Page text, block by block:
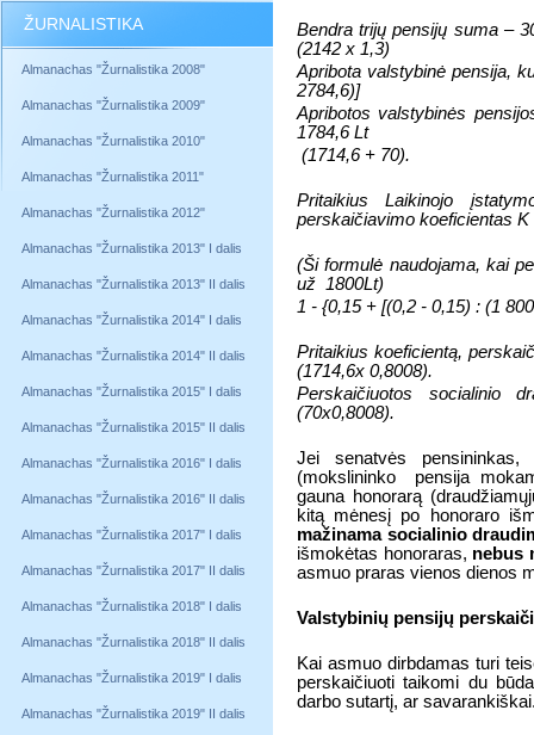
ŽURNALISTIKA
Almanachas "Žurnalistika 2008"
Almanachas "Žurnalistika 2009"
Almanachas "Žurnalistika 2010"
Almanachas "Žurnalistika 2011"
Almanachas "Žurnalistika 2012"
Almanachas "Žurnalistika 2013" I dalis
Almanachas "Žurnalistika 2013" II dalis
Almanachas "Žurnalistika 2014" I dalis
Almanachas "Žurnalistika 2014" II dalis
Almanachas "Žurnalistika 2015" I dalis
Almanachas "Žurnalistika 2015" II dalis
Almanachas "Žurnalistika 2016" I dalis
Almanachas "Žurnalistika 2016" II dalis
Almanachas "Žurnalistika 2017" I dalis
Almanachas "Žurnalistika 2017" II dalis
Almanachas "Žurnalistika 2018" I dalis
Almanachas "Žurnalistika 2018" II dalis
Almanachas "Žurnalistika 2019" I dalis
Almanachas "Žurnalistika 2019" II dalis
Bendra trijų pensijų suma –
(2142 x 1,3)
Apribota valstybinė pensija,
2784,6)]
Apribotos valstybinės
1784,6 Lt
(1714,6 + 70).
Pritaikius Laikinojo
perskaičiavimo koeficientas K
(Ši formulė naudojama, kai
už 1800Lt)
1 - {0,15 + [(0,2 - 0,15) : (1
Pritaikius koeficientą,
(1714,6x 0,8008).
Perskaičiuotos socialinio
(70x0,8008).
Jei senatvės pensininkas,
(mokslininko
pensija
gauna honorarą
kitą mėnesį po honoraro
mažinama socialinio
išmokėtas honoraras, nebus
asmuo praras vienos dienos
Valstybinių pensijų
Kai asmuo dirbdamas turi
perskaičiuoti taikomi du
darbo sutartį, ar